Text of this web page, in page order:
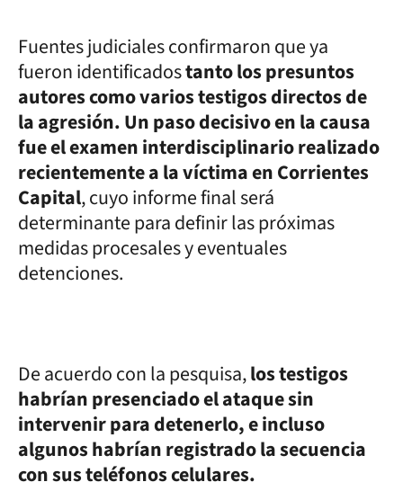
Fuentes judiciales confirmaron que ya
fueron identificadostanto los presuntos
autores como varios testigos directos de
la agresión. Un paso decisivo en la causa
fue el examen interdisciplinario realizado
recientemente a la víctima en Corrientes
Capital, cuyo informe final será
determinante para definir las próximas
medidas procesales y eventuales
detenciones.
De acuerdo con la pesquisa,los testigos
habrían presenciado el ataque sin
intervenir para detenerlo, e incluso
algunos habrían registrado la secuencia
con sus teléfonos celulares.